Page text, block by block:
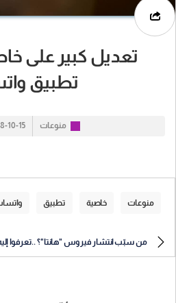
تعديل كبير على
تطبيق
منوعات 15 | 13:32
منوعات خاصية تطبيق
من سبّب انتشار فيروس "هانتا"؟ ..تعرفوا